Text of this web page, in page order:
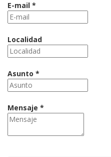
E-mail *
Localidad
Asunto *
Mensaje *